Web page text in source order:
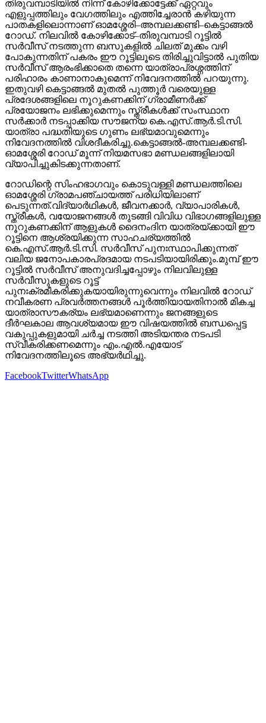
തിരുവമ്പാടിയിൽ നിന്ന് കോഴിക്കോട്ടേക്ക് ഏറ്റവും
എളുപ്പത്തിലും വേഗത്തിലും എത്തിച്ചേരാൻ കഴിയുന്ന
പാതകളിലൊന്നാണ് ഓമശ്ശേരി–അമ്പലക്കണ്ടി–കെട്ടാങ്ങൽ
റോഡ്. നിലവിൽ കോഴിക്കോട്–തിരുവമ്പാടി റൂട്ടിൽ
സർവീസ് നടത്തുന്ന ബസുകളിൽ ചിലത് മുക്കം വഴി
പോകുന്നതിന് പകരം ഈ റൂട്ടിലൂടെ തിരിച്ചുവിട്ടാൽ പുതിയ
സർവീസ് ആരംഭിക്കാതെ തന്നെ യാത്രാപ്രശ്നത്തിന്
പരിഹാരം കാണാനാകുമെന്ന് നിവേദനത്തിൽ പറയുന്നു.
ഇതുവഴി കെട്ടാങ്ങൽ മുതൽ പുത്തൂർ വരെയുള്ള
പ്രദേശങ്ങളിലെ നൂറുകണക്കിന് ഗ്രാമീണർക്ക്
പ്രയോജനം ലഭിക്കുമെന്നും സ്ത്രീകൾക്ക് സംസ്ഥാന
സർക്കാർ നടപ്പാക്കിയ സൗജന്യ കെ.എസ്.ആർ.ടി.സി.
യാത്രാ പദ്ധതിയുടെ ഗുണം ലഭ്യമാവുമെന്നും
നിവേദനത്തിൽ വിശദീകരിച്ചു.കെട്ടാങ്ങൽ-അമ്പലക്കണ്ടി-
ഓമശ്ശേരി റോഡ്‌ മൂന്ന് നിയമസഭാ മണ്ഡലങ്ങളിലായി
വ്യാപിച്ചുകിടക്കുന്നതാണ്.
റോഡിന്റെ സിംഹഭാഗവും കൊടുവള്ളി മണ്ഡലത്തിലെ
ഓമശ്ശേരി ഗ്രാമപഞ്ചായത്ത് പരിധിയിലാണ്
പെടുന്നത്‌.വിദ്യാർഥികൾ, ജീവനക്കാർ, വ്യാപാരികൾ,
സ്ത്രീകൾ, വയോജനങ്ങൾ തുടങ്ങി വിവിധ വിഭാഗങ്ങളിലുള്ള
നൂറുകണക്കിന് ആളുകൾ ദൈനംദിന യാത്രയ്ക്കായി ഈ
റൂട്ടിനെ ആശ്രയിക്കുന്ന സാഹചര്യത്തിൽ
കെ.എസ്.ആർ.ടി.സി. സർവീസ് പുനഃസ്ഥാപിക്കുന്നത്
വലിയ ജനോപകാരപ്രദമായ നടപടിയായിരിക്കും.മുമ്പ് ഈ
റൂട്ടിൽ സർവീസ് അനുവദിച്ചപ്പോഴും നിലവിലുള്ള
സർവീസുകളുടെ റൂട്ട്
പുനഃക്രമീകരിക്കുകയായിരുന്നുവെന്നും നിലവിൽ റോഡ്
നവീകരണ പ്രവർത്തനങ്ങൾ പൂർത്തിയായതിനാൽ മികച്ച
യാത്രാസൗകര്യം ലഭ്യമാണെന്നും ജനങ്ങളുടെ
ദീർഘകാല ആവശ്യമായ ഈ വിഷയത്തിൽ ബന്ധപ്പെട്ട
വകുപ്പുകളുമായി ചർച്ച നടത്തി അടിയന്തര നടപടി
സ്വീകരിക്കണമെന്നും എം.എൽ.എയോട്
നിവേദനത്തിലൂടെ അഭ്യർഥിച്ചു.
FacebookTwitterWhatsApp